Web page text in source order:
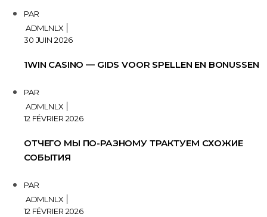
PAR
ADMLNLX
30 JUIN 2026
1WIN CASINO — GIDS VOOR SPELLEN EN BONUSSEN
PAR
ADMLNLX
12 FÉVRIER 2026
ОТЧЕГО МЫ ПО-РАЗНОМУ ТРАКТУЕМ СХОЖИЕ
СОБЫТИЯ
PAR
ADMLNLX
12 FÉVRIER 2026